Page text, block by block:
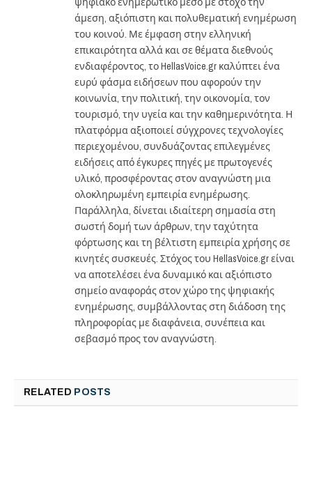
άμεση, αξιόπιστη και πολυθεματική ενημέρωση
του κοινού. Με έμφαση στην ελληνική
επικαιρότητα αλλά και σε θέματα διεθνούς
ενδιαφέροντος, το HellasVoice.gr καλύπτει ένα
ευρύ φάσμα ειδήσεων που αφορούν την
κοινωνία, την πολιτική, την οικονομία, τον
τουρισμό, την υγεία και την καθημερινότητα. Η
πλατφόρμα αξιοποιεί σύγχρονες τεχνολογίες
περιεχομένου, συνδυάζοντας επιλεγμένες
ειδήσεις από έγκυρες πηγές με πρωτογενές
υλικό, προσφέροντας στον αναγνώστη μια
ολοκληρωμένη εμπειρία ενημέρωσης.
Παράλληλα, δίνεται ιδιαίτερη σημασία στη
σωστή δομή των άρθρων, την ταχύτητα
φόρτωσης και τη βέλτιστη εμπειρία χρήσης σε
κινητές συσκευές. Στόχος του HellasVoice.gr είναι
να αποτελέσει ένα δυναμικό και αξιόπιστο
σημείο αναφοράς στον χώρο της ψηφιακής
ενημέρωσης, συμβάλλοντας στη διάδοση της
πληροφορίας με διαφάνεια, συνέπεια και
σεβασμό προς τον αναγνώστη.
RELATED POSTS